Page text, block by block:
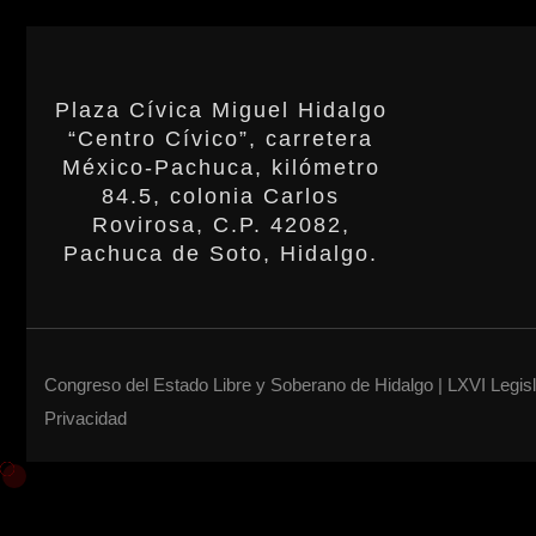
Plaza Cívica Miguel Hidalgo
“Centro Cívico”, carretera
México-Pachuca, kilómetro
84.5, colonia Carlos
Rovirosa, C.P. 42082,
Pachuca de Soto, Hidalgo.
Congreso del Estado Libre y Soberano de Hidalgo | LXVI
Privacidad